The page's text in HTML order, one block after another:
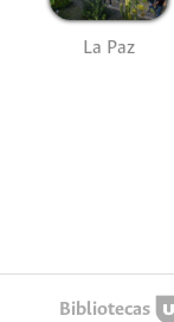
La Paz
Bibliotecas